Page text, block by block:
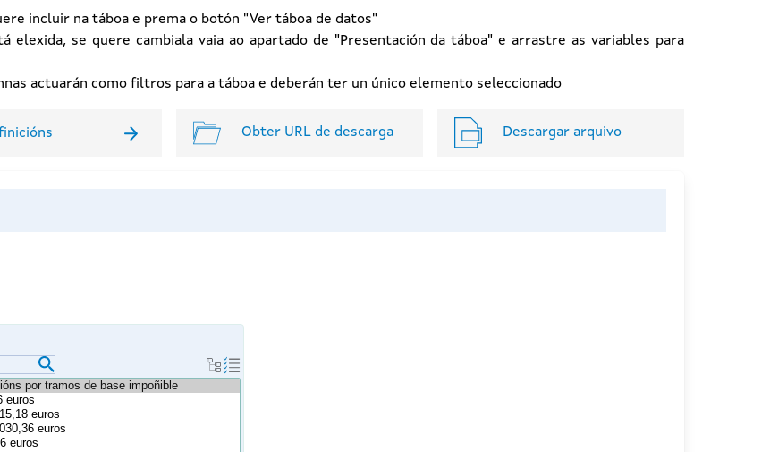
incluir na táboa e prema o botón "Ver táboa de datos"
elexida, se quere cambiala vaia ao apartado de "Presentación da táboa" e arrastre as variables para
actuarán como filtros para a táboa e deberán ter un único elemento seleccionado
Obter URL de descarga Descargar arquivo